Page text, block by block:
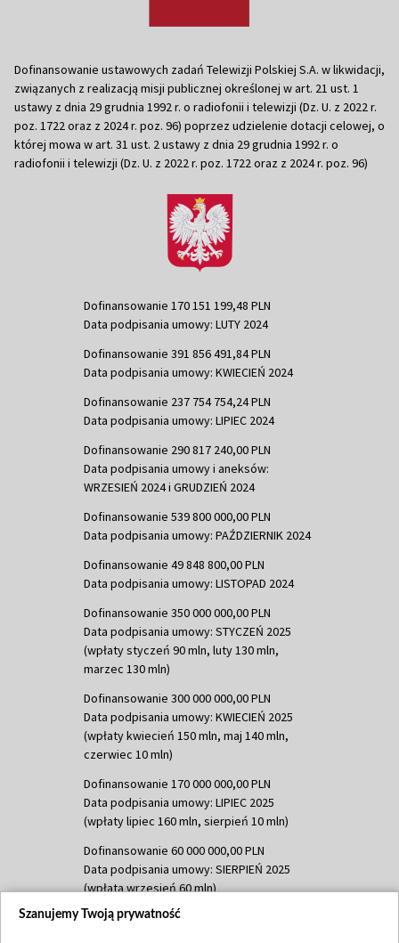
Dofinansowanie ustawowych zadań Telewizji Polskiej S.A. w likwidacji,
związanych z realizacją misji publicznej określonej w art. 21 ust. 1
ustawy z dnia 29 grudnia 1992 r. o radiofonii i telewizji (Dz. U. z 2022 r.
poz. 1722 oraz z 2024 r. poz. 96) poprzez udzielenie dotacji celowej, o
której mowa w art. 31 ust. 2 ustawy z dnia 29 grudnia 1992 r. o
radiofonii i telewizji (Dz. U. z 2022 r. poz. 1722 oraz z 2024 r. poz. 96)
Dofinansowanie 170 151 199,48 PLN
Data podpisania umowy: LUTY 2024
Dofinansowanie 391 856 491,84 PLN
Data podpisania umowy: KWIECIEŃ 2024
Dofinansowanie 237 754 754,24 PLN
Data podpisania umowy: LIPIEC 2024
Dofinansowanie 290 817 240,00 PLN
Data podpisania umowy i aneksów:
WRZESIEŃ 2024 i GRUDZIEŃ 2024
Dofinansowanie 539 800 000,00 PLN
Data podpisania umowy: PAŹDZIERNIK 2024
Dofinansowanie 49 848 800,00 PLN
Data podpisania umowy: LISTOPAD 2024
Dofinansowanie 350 000 000,00 PLN
Data podpisania umowy: STYCZEŃ 2025
(wpłaty styczeń 90 mln, luty 130 mln,
marzec 130 mln)
Dofinansowanie 300 000 000,00 PLN
Data podpisania umowy: KWIECIEŃ 2025
(wpłaty kwiecień 150 mln, maj 140 mln,
czerwiec 10 mln)
Dofinansowanie 170 000 000,00 PLN
Data podpisania umowy: LIPIEC 2025
(wpłaty lipiec 160 mln, sierpień 10 mln)
Dofinansowanie 60 000 000,00 PLN
Data podpisania umowy: SIERPIEŃ 2025
(wpłata wrzesień 60 mln)
Dofinansowanie 635 783 051,21 PLN
Szanujemy Twoją prywatność